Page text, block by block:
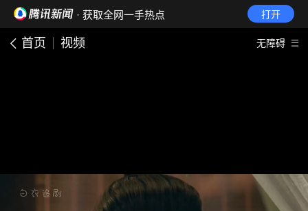
· 获取全网一手热点 打开
首页 视频 无障碍